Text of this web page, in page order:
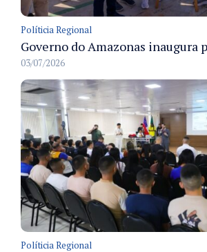
Políticia Regional
03/07/2026
Políticia Regional